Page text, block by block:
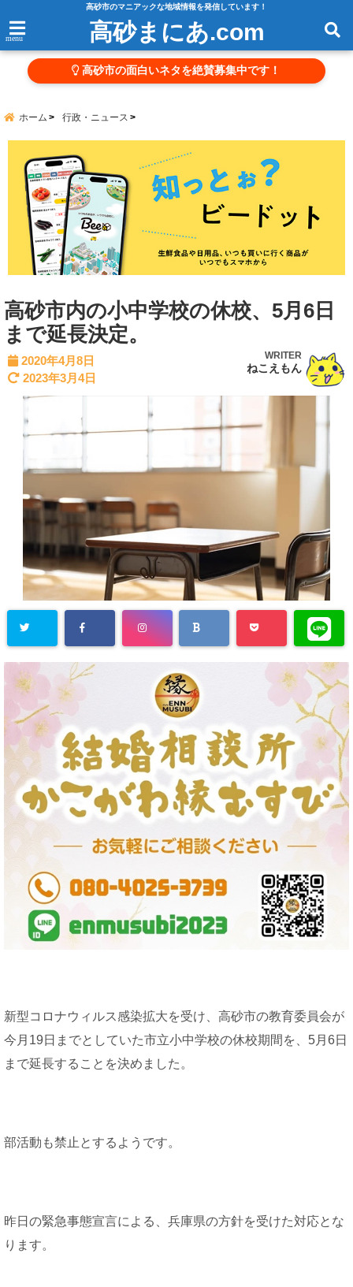
高砂市のマニアックな地域情報を発信しています！
menu 高砂まにあ.com
高砂市の面白いネタを絶賛募集中です！
ホーム 行政・ニュース
高砂市内の小中学校の休校、5月6日
まで延長決定。
2020年4月8日
2023年3月4日
WRITER
ねこえもん
新型コロナウィルス感染拡大を受け、高砂市の教育委員会が
今月19日までとしていた市立小中学校の休校期間を、5月6日
まで延長することを決めました。
部活動も禁止とするようです。
昨日の緊急事態宣言による、兵庫県の方針を受けた対応とな
ります。